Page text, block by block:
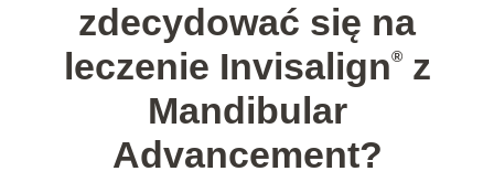
zdecydować się na
leczenie Invisalign®z
Mandibular
Advancement?